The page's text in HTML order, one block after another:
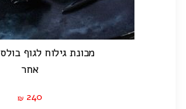
מכונת גילוח לגוף בולס BULLS
אחר
₪ 240